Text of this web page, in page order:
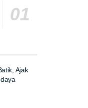
Ajak